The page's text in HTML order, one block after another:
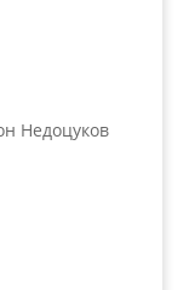
Недоцуков